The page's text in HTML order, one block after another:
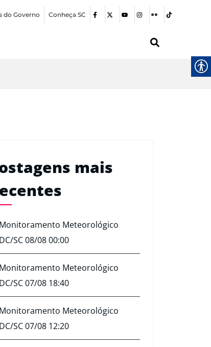
do Governo Conheça SC
mais
Monitoramento Meteorológico
DC/SC 08/08 00:00
Monitoramento Meteorológico
DC/SC 07/08 18:40
Monitoramento Meteorológico
DC/SC 07/08 12:20